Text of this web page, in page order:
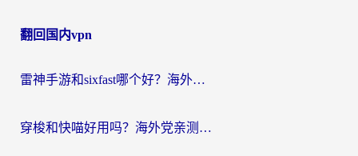
导
翻回国内vpn
雷神手游和sixfast哪个好？海外党亲测3款回国加速器，教你选对不踩坑
穿梭和快喵好用吗？海外党亲测：小众加速器对比+番茄加速器深度体验